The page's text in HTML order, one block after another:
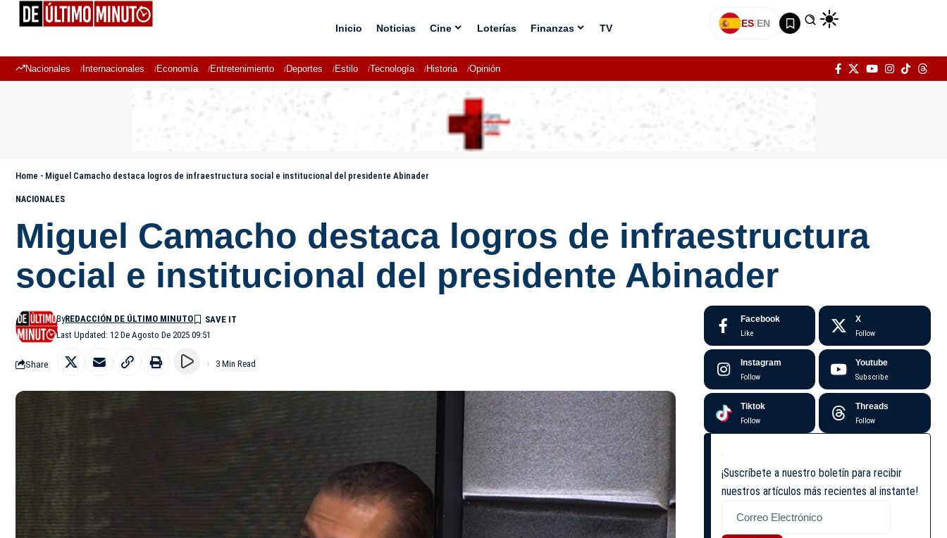
Inicio Noticias Cine Loterías Finanzas TV ES|EN
Nacionales Internacionales Economía Entretenimiento Deportes Estilo Tecnología Historia Opinión
Home - Miguel Camacho destaca logros de infraestructura social e institucional del presidente Abinader
NACIONALES
Miguel Camacho destaca logros de infraestructura
social e institucional del presidente Abinader
Last Updated: 12 De Agosto De 2025 09:51
ByREDACCIÓN DE ÚLTIMO MINUTO
Share 3 Min Read
Facebook
Like
X
Follow
Instagram
Follow
Youtube
Subscribe
Tiktok
Follow
Threads
Follow
¡Suscríbete a nuestro boletín para recibir
nuestros artículos más recientes al instante!